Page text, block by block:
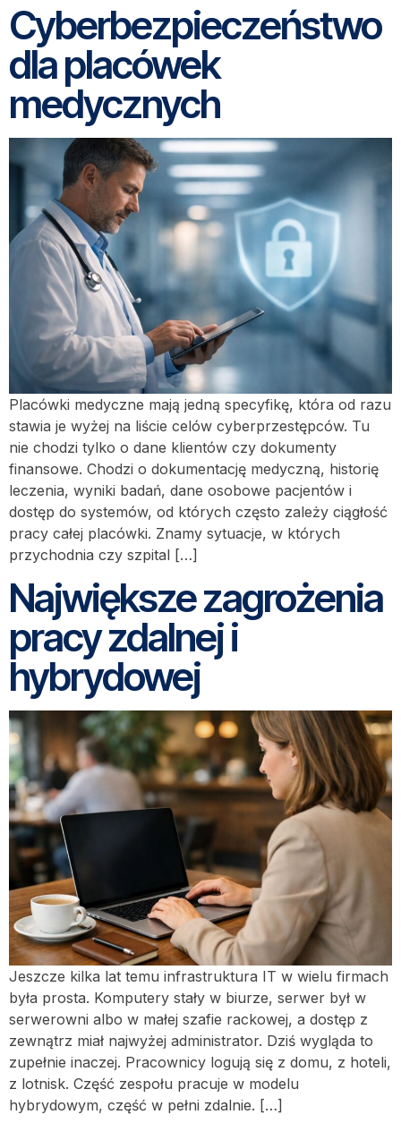
Cyberbezpieczeństwo
dla placówek
medycznych
Placówki medyczne mają jedną specyfikę, która od razu
stawia je wyżej na liście celów cyberprzestępców. Tu
nie chodzi tylko o dane klientów czy dokumenty
finansowe. Chodzi o dokumentację medyczną, historię
leczenia, wyniki badań, dane osobowe pacjentów i
dostęp do systemów, od których często zależy ciągłość
pracy całej placówki. Znamy sytuacje, w których
przychodnia czy szpital […]
Największe zagrożenia
pracy zdalnej i
hybrydowej
Jeszcze kilka lat temu infrastruktura IT w wielu firmach
była prosta. Komputery stały w biurze, serwer był w
serwerowni albo w małej szafie rackowej, a dostęp z
zewnątrz miał najwyżej administrator. Dziś wygląda to
zupełnie inaczej. Pracownicy logują się z domu, z hoteli,
z lotnisk. Część zespołu pracuje w modelu
hybrydowym, część w pełni zdalnie. […]